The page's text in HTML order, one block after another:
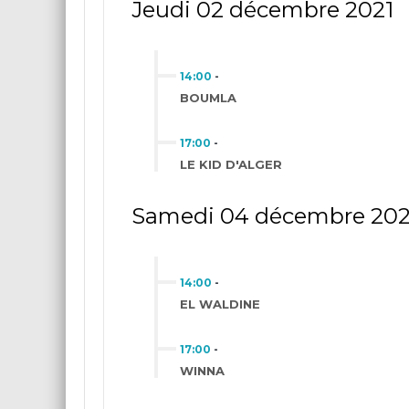
Jeudi 02 décembre 2021
14:00 -
BOUMLA
17:00 -
LE KID D'ALGER
Samedi 04 décembre
14:00 -
EL WALDINE
17:00 -
WINNA